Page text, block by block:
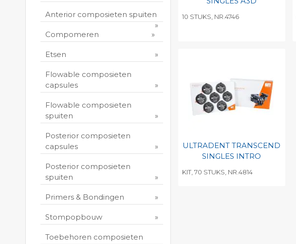
10 STUKS, NR.4746
ULTRADENT TRANSCEND
SINGLES INTRO
KIT, 70 STUKS, NR.4814
Anterior composieten spuiten
Compomeren
Etsen
Flowable composieten
capsules
Flowable composieten
spuiten
Posterior composieten
capsules
Posterior composieten
spuiten
Primers & Bondingen
Stompopbouw
Toebehoren composieten